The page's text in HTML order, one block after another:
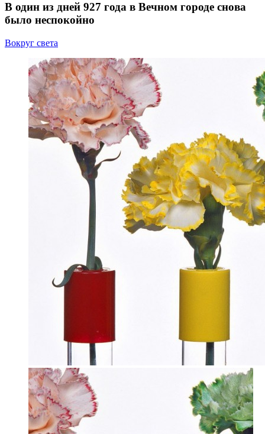
В один из дней 927 года в Вечном городе снова
было неспокойно
Вокруг света